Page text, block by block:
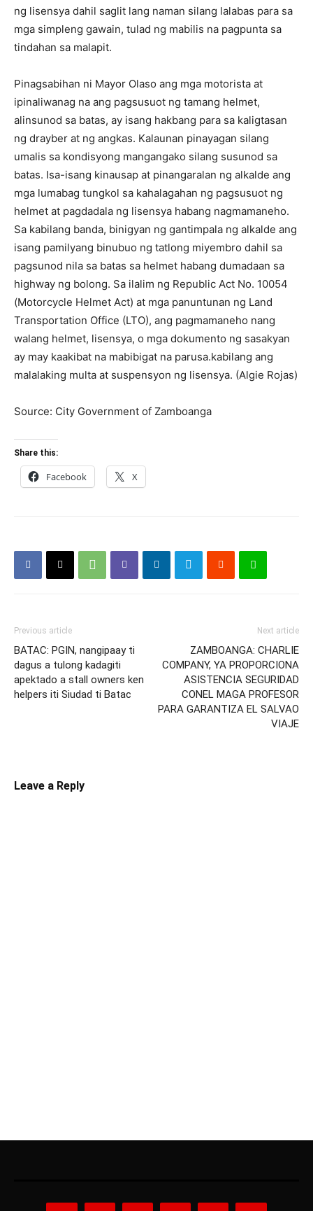
ng lisensya dahil saglit lang naman silang lalabas para sa
mga simpleng gawain, tulad ng mabilis na pagpunta sa
tindahan sa malapit.
Pinagsabihan ni Mayor Olaso ang mga motorista at
ipinaliwanag na ang pagsusuot ng tamang helmet,
alinsunod sa batas, ay isang hakbang para sa kaligtasan
ng drayber at ng angkas. Kalaunan pinayagan silang
umalis sa kondisyong mangangako silang susunod sa
batas. Isa-isang kinausap at pinangaralan ng alkalde ang
mga lumabag tungkol sa kahalagahan ng pagsusuot ng
helmet at pagdadala ng lisensya habang nagmamaneho.
Sa kabilang banda, binigyan ng gantimpala ng alkalde ang
isang pamilyang binubuo ng tatlong miyembro dahil sa
pagsunod nila sa batas sa helmet habang dumadaan sa
highway ng bolong. Sa ilalim ng Republic Act No. 10054
(Motorcycle Helmet Act) at mga panuntunan ng Land
Transportation Office (LTO), ang pagmamaneho nang
walang helmet, lisensya, o mga dokumento ng sasakyan
ay may kaakibat na mabibigat na parusa.kabilang ang
malalaking multa at suspensyon ng lisensya. (Algie Rojas)
Source: City Government of Zamboanga
Share this:
Facebook X
Previous article
BATAC: PGIN, nangipaay ti
dagus a tulong kadagiti
apektado a stall owners ken
helpers iti Siudad ti Batac
Next article
ZAMBOANGA: CHARLIE
COMPANY, YA PROPORCIONA
ASISTENCIA SEGURIDAD
CONEL MAGA PROFESOR
PARA GARANTIZA EL SALVAO
VIAJE
Leave a Reply